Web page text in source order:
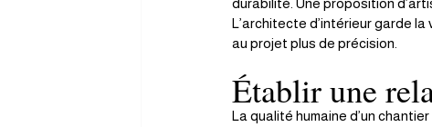
durabilité. Une proposition
L’architecte d’intérieur garde
au projet plus de précision.
Établir une
La qualité humaine d’un